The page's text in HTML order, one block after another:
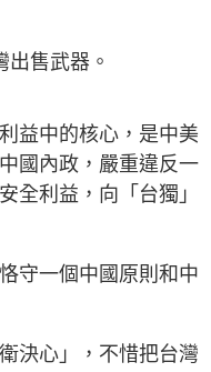
售武器。
益中的核心，是中美
國內政，嚴重違反一
全利益，向「台獨」
守一個中國原則和中
決心」，不惜把台灣